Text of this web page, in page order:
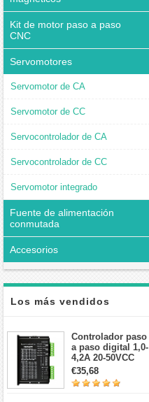
Kit de motor paso a paso
CNC
Servomotores
Servomotor de CA
Servomotor de CC
Servocontrolador de CA
Servocontrolador de CC
Servomotor integrado
Fuente de alimentación
conmutada
Accesorios
Los más vendidos
Controlador paso
a paso digital 1,0-
4,2A 20-50VCC
para motor paso a
paso Nema 17, 23,
24
€35,68